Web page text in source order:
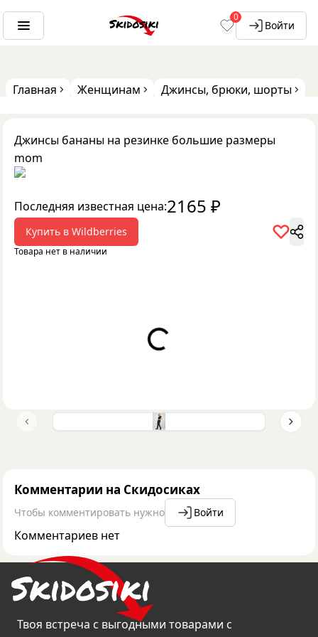
0
Войти
Главная Женщинам Джинсы, брюки, шорты
Джинсы бананы на резинке большие размеры
mom
Последняя известная цена:2165 ₽
Купить в Wildberries
Товара нет в наличии
Loading...
Previous slide Next
Комментарии на Скидосиках
Чтобы комментировать нужно Войти
Комментариев нет
Твоя встреча с выгодными товарами с